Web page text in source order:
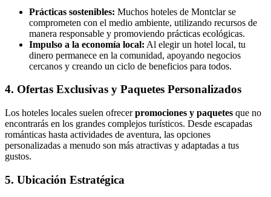
Prácticas sostenibles: Muchos hoteles de Montclar se
comprometen con el medio ambiente, utilizando recursos de
manera responsable y promoviendo prácticas ecológicas.
Impulso a la economía local: Al elegir un hotel local, tu
dinero permanece en la comunidad, apoyando negocios
cercanos y creando un ciclo de beneficios para todos.
4. Ofertas Exclusivas y Paquetes Personalizados
Los hoteles locales suelen ofrecerpromociones y paquetes que no
encontrarás en los grandes complejos turísticos. Desde escapadas
románticas hasta actividades de aventura, las opciones
personalizadas a menudo son más atractivas y adaptadas a tus
gustos.
5. Ubicación Estratégica